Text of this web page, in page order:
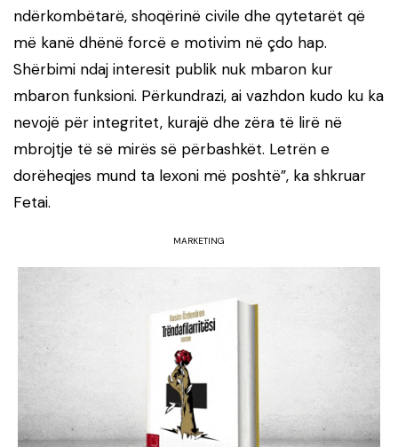
ndërkombëtarë, shoqërinë civile dhe qytetarët që
më kanë dhënë forcë e motivim në çdo hap.
Shërbimi ndaj interesit publik nuk mbaron kur
mbaron funksioni. Përkundrazi, ai vazhdon kudo ku ka
nevojë për integritet, kurajë dhe zëra të lirë në
mbrojtje të së mirës së përbashkët. Letrën e
dorëheqjes mund ta lexoni më poshtë”, ka shkruar
Fetai.
MARKETING